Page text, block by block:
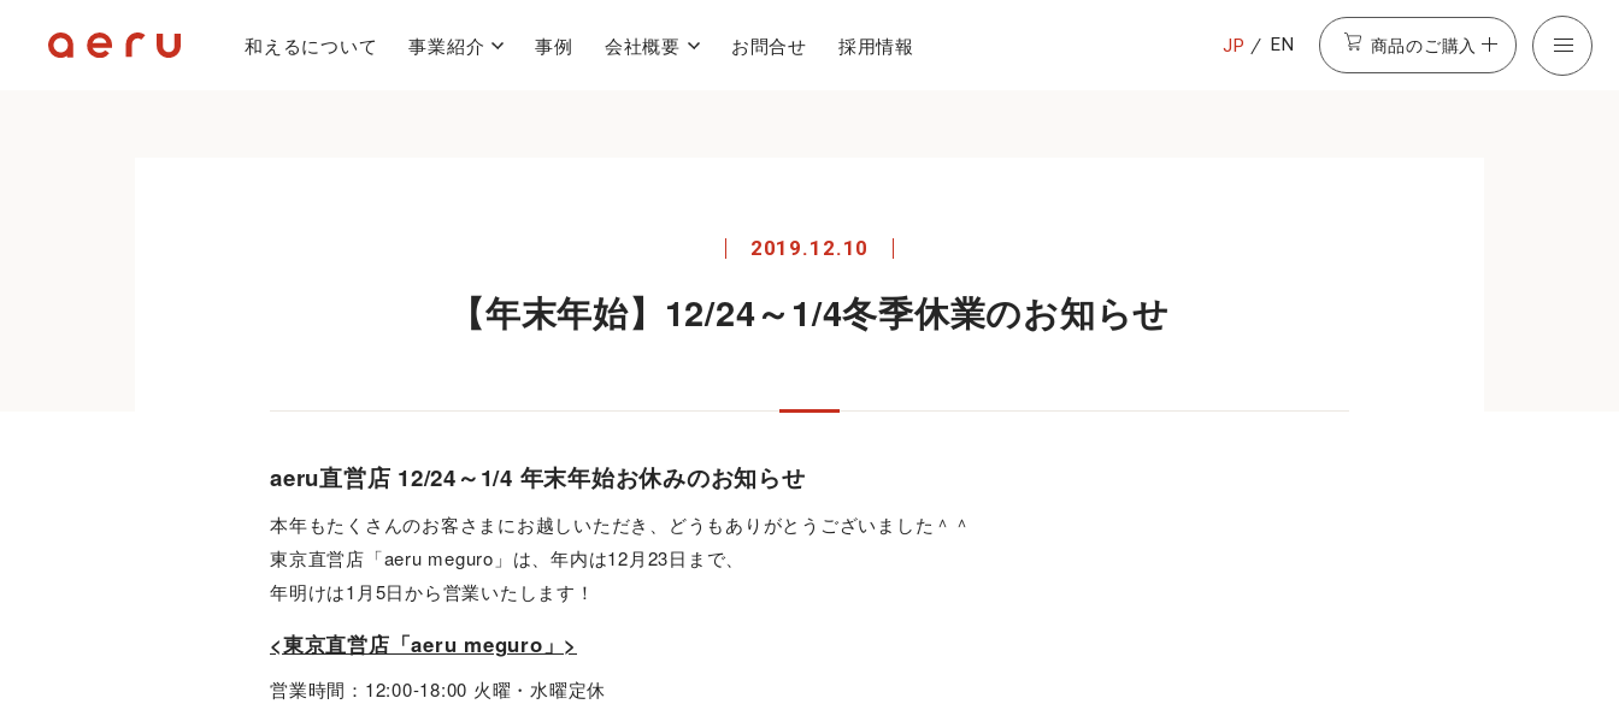
和えるについて 事業紹介 事例 会社概要 お問合せ 採用情報 JP EN 商品のご購入
2019.12.10
【年末年始】12/24～1/4冬季休業のお知らせ
aeru直営店 12/24～1/4 年末年始お休みのお知らせ
本年もたくさんのお客さまにお越しいただき、どうもありがとうございました＾＾
東京直営店「aeru meguro」は、年内は12月23日まで、
年明けは1月5日から営業いたします！
<東京直営店「aeru meguro」>
営業時間：12:00-18:00 火曜・水曜定休